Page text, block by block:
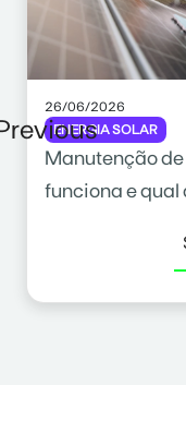
26/06/2026
ENERGIA SOLAR
Manutenção
funciona e qual